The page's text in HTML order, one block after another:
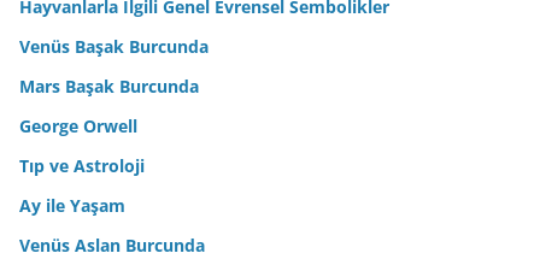
Hayvanlarla İlgili Genel Evrensel Sembolikler
Venüs Başak Burcunda
Mars Başak Burcunda
George Orwell
Tıp ve Astroloji
Ay ile Yaşam
Venüs Aslan Burcunda